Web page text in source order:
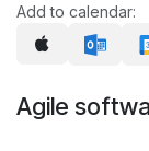
Add to calendar:
Agile